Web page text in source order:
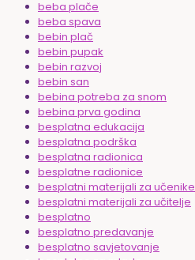
beba plače
beba spava
bebin plač
bebin pupak
bebin razvoj
bebin san
bebina potreba za snom
bebina prva godina
besplatna edukacija
besplatna podrška
besplatna radionica
besplatne radionice
besplatni materijali za učenike
besplatni materijali za učitelje
besplatno
besplatno predavanje
besplatno savjetovanje